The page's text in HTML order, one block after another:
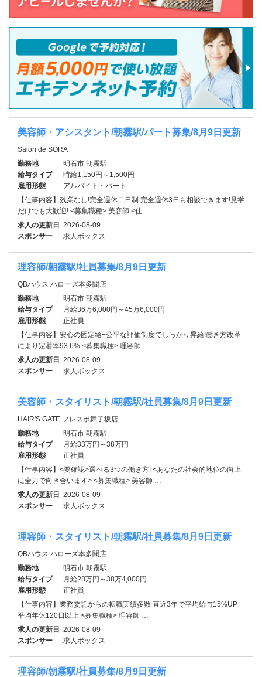
美容師・アシスタント/朝霧駅/パート募集/8月9日更新
Salon de SORA
勤務地
明石市 朝霧駅
給与タイプ
時給1,150円～1,500円
雇用形態
アルバイト・パート
【仕事内容】残業なし!完全週休二日制 完全週休3日も相談できます!見学
だけでも大歓迎! <募集職種> 美容師 <仕…
求人の更新日 2026-08-09
スポンサー
求人ボックス
理容師/朝霧駅/社員募集/8月9日更新
QBハウス ハローズ本多聞店
勤務地
明石市 朝霧駅
給与タイプ
月給36万6,000円～45万6,000円
雇用形態
正社員
【仕事内容】安心の固定給+公平な評価制度でしっかり昇給!働き方改革
により定着率93.6% <募集職種> 理容師 …
求人の更新日 2026-08-09
スポンサー
求人ボックス
美容師・スタイリスト/朝霧駅/社員募集/8月9日更新
HAIR'S GATE フレスポ舞子坂店
勤務地
明石市 朝霧駅
給与タイプ
月給33万円～38万円
雇用形態
正社員
【仕事内容】<要確認>選べる3つの働き方! <あなたの社会的地位の向上
に全力で向き合います> <募集職種> 美容師 …
求人の更新日 2026-08-09
スポンサー
求人ボックス
理容師・スタイリスト/朝霧駅/社員募集/8月9日更新
QBハウス ハローズ本多聞店
勤務地
明石市 朝霧駅
給与タイプ
月給28万円～38万4,000円
雇用形態
正社員
【仕事内容】業務委託からの転職実績多数 直近3年で平均給与15%UP
平均年休120日以上 <募集職種> 理容師 …
求人の更新日 2026-08-09
スポンサー
求人ボックス
理容師/朝霧駅/社員募集/8月9日更新